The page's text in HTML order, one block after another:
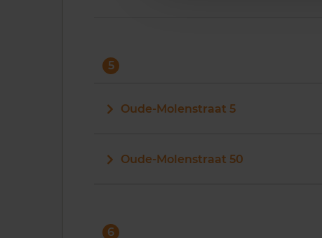
5
Oude-Molenstraat 5
Oude-Molenstraat 50
6